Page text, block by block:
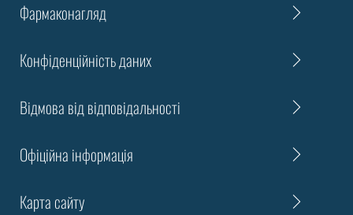
Фармаконагляд
Конфіденційність даних
Відмова від відповідальності
Офіційна інформація
Карта сайту